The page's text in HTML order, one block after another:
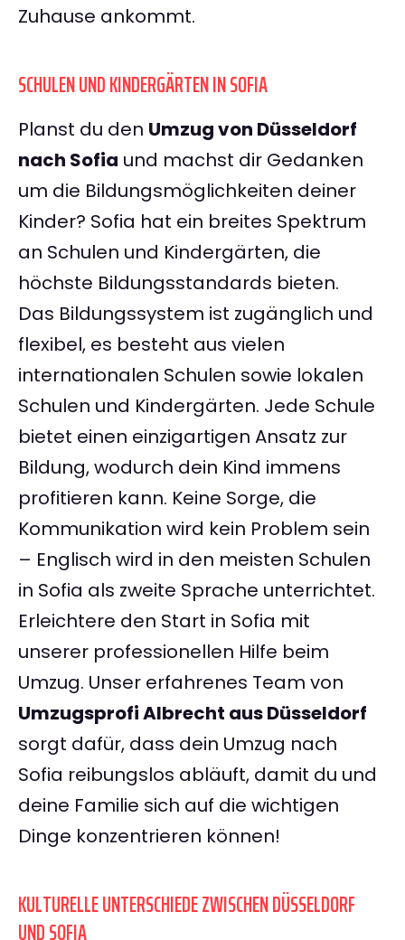
Zuhause ankommt.
SCHULEN UND KINDERGÄRTEN IN SOFIA
Planst du den Umzug von Düsseldorf
nach Sofia und machst dir Gedanken
um die Bildungsmöglichkeiten deiner
Kinder? Sofia hat ein breites Spektrum
an Schulen und Kindergärten, die
höchste Bildungsstandards bieten.
Das Bildungssystem ist zugänglich und
flexibel, es besteht aus vielen
internationalen Schulen sowie lokalen
Schulen und Kindergärten. Jede Schule
bietet einen einzigartigen Ansatz zur
Bildung, wodurch dein Kind immens
profitieren kann. Keine Sorge, die
Kommunikation wird kein Problem sein
– Englisch wird in den meisten Schulen
in Sofia als zweite Sprache unterrichtet.
Erleichtere den Start in Sofia mit
unserer professionellen Hilfe beim
Umzug. Unser erfahrenes Team von
Umzugsprofi Albrecht aus Düsseldorf
sorgt dafür, dass dein Umzug nach
Sofia reibungslos abläuft, damit du und
deine Familie sich auf die wichtigen
Dinge konzentrieren können!
KULTURELLE UNTERSCHIEDE ZWISCHEN DÜSSELDORF